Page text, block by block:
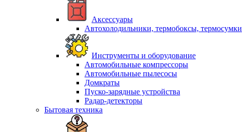
Аксессуары
Автохолодильники, термобоксы, термосумки
Инструменты и оборудование
Автомобильные компрессоры
Автомобильные пылесосы
Домкраты
Пуско-зарядные устройства
Радар-детекторы
Бытовая техника